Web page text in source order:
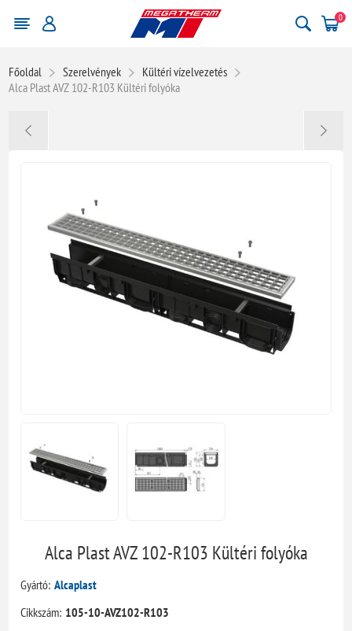
0
Főoldal Szerelvények
Kültéri vízelvezetés
Alca Plast AVZ 102-R103 Kültéri folyóka
Alca Plast AVZ 102-R103 Kültéri folyóka
Gyártó: Alcaplast
Cikkszám: 105-10-AVZ102-R103